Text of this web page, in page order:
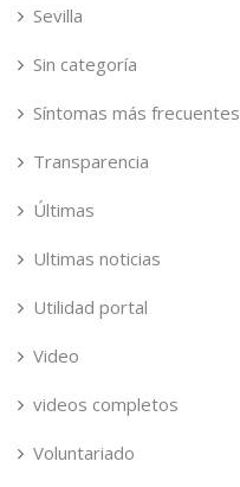
Sevilla
Sin categoría
Síntomas más frecuentes
Transparencia
Últimas
Ultimas noticias
Utilidad portal
Video
videos completos
Voluntariado